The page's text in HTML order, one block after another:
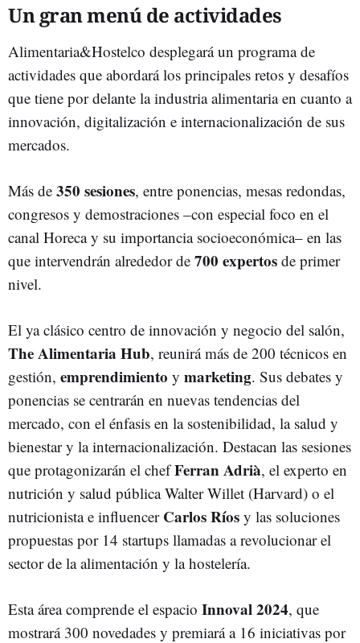
Un gran menú de actividades
Alimentaria&Hostelco desplegará un programa de
actividades que abordará los principales retos y desafíos
que tiene por delante la industria alimentaria en cuanto a
innovación, digitalización e internacionalización de sus
mercados.
Más de 350 sesiones, entre ponencias, mesas redondas,
congresos y demostraciones –con especial foco en el
canal Horeca y su importancia socioeconómica– en las
que intervendrán alrededor de 700 expertos de primer
nivel.
El ya clásico centro de innovación y negocio del salón,
The Alimentaria Hub, reunirá más de 200 técnicos en
gestión, emprendimiento y marketing. Sus debates y
ponencias se centrarán en nuevas tendencias del
mercado, con el énfasis en la sostenibilidad, la salud y
bienestar y la internacionalización. Destacan las sesiones
que protagonizarán el chefFerran Adrià, el experto en
nutrición y salud pública Walter Willet (Harvard) o el
nutricionista e influencer Carlos Ríos y las soluciones
propuestas por 14 startups llamadas a revolucionar el
sector de la alimentación y la hostelería.
Esta área comprende el espacio Innoval 2024, que
mostrará 300 novedades y premiará a 16 iniciativas por